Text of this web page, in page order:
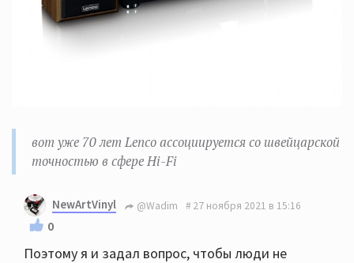
вот уже 70 лет Lenco ассоциируется со швейцарской
точностью в сфере Hi-Fi
NewArtVinyl @Wadim 27 ноября 2021 в 15:16
0
Поэтому я и задал вопрос, чтобы люди не